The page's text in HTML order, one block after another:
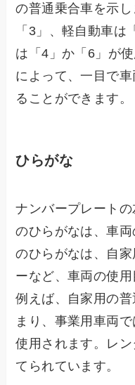
の普通乗合車を示
「3」、軽自動車
は「4」か「6」が
によって、一目で
ることができます。
ひらがな
ナンバープレート
のひらがなは、車
のひらがなは、自
ーなど、車両の使用
例えば、自家用の
まり、事業用車両
使用されます。レ
てられています。